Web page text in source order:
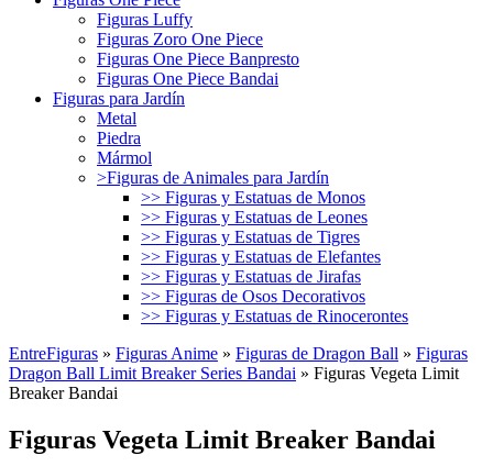
Figuras Luffy
Figuras Zoro One Piece
Figuras One Piece Banpresto
Figuras One Piece Bandai
Figuras para Jardín
Metal
Piedra
Mármol
>Figuras de Animales para Jardín
>> Figuras y Estatuas de Monos
>> Figuras y Estatuas de Leones
>> Figuras y Estatuas de Tigres
>> Figuras y Estatuas de Elefantes
>> Figuras y Estatuas de Jirafas
>> Figuras de Osos Decorativos
>> Figuras y Estatuas de Rinocerontes
EntreFiguras » Figuras Anime » Figuras de Dragon Ball » Figuras
Dragon Ball Limit Breaker Series Bandai » Figuras Vegeta Limit
Breaker Bandai
Figuras Vegeta Limit Breaker Bandai